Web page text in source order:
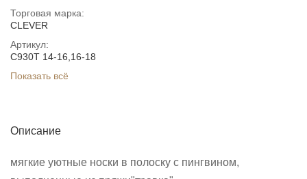
Торговая марка:
CLEVER
Артикул:
С930Т 14-16,16-18
Показать всё
Описание
мягкие уютные носки в полоску с пингвином,